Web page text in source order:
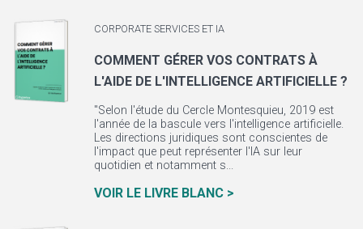
CORPORATE SERVICES ET IA
COMMENT GÉRER VOS CONTRATS À
L'AIDE DE L'INTELLIGENCE ARTIFICIELLE ?
"Selon l'étude du Cercle Montesquieu, 2019 est
l'année de la bascule vers l'intelligence artificielle.
Les directions juridiques sont conscientes de
l'impact que peut représenter l'IA sur leur
quotidien et notamment s...
VOIR LE LIVRE BLANC >